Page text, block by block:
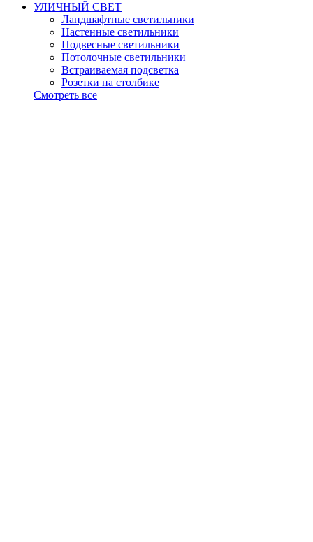
УЛИЧНЫЙ СВЕТ
Ландшафтные светильники
Настенные светильники
Подвесные светильники
Потолочные светильники
Встраиваемая подсветка
Розетки на столбике
Смотреть все